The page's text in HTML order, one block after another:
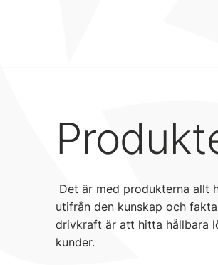
Det är med produkterna allt
utifrån den kunskap och
drivkraft är att hitta hållbara
kunder.